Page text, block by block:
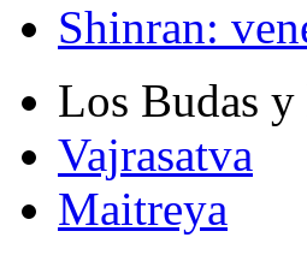
Shinran:
Los Budas
Vajrasatva
Maitreya